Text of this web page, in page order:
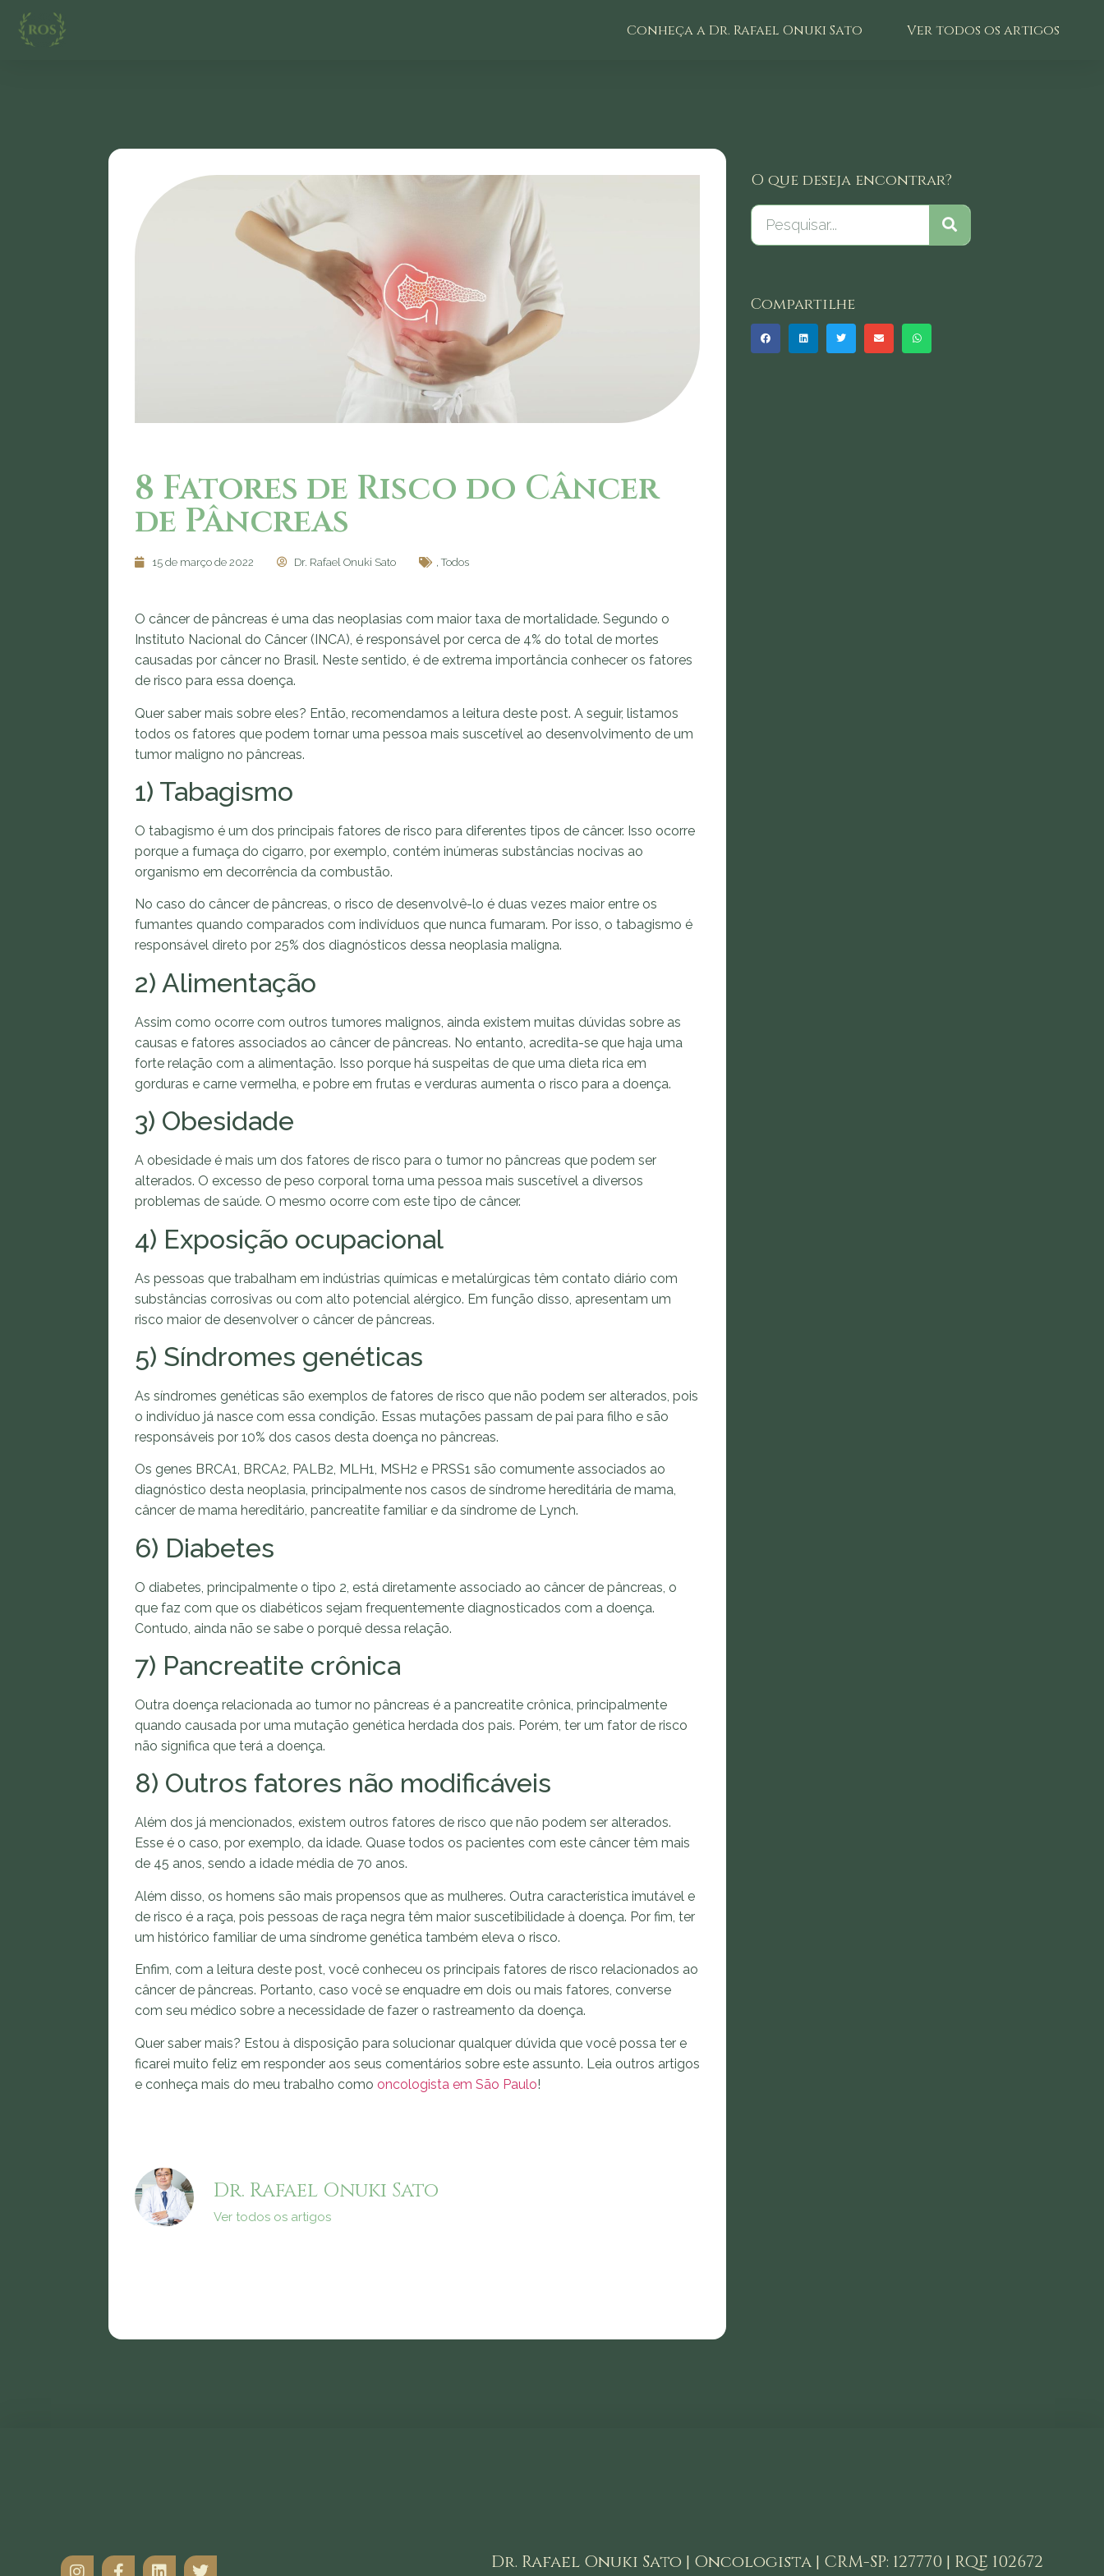
Conheça a Dr. Rafael Onuki Sato Ver todos os artigos
8 Fatores de Risco do Câncer
de Pâncreas
15 de março de 2022 Dr. Rafael Onuki Sato , Todos
O câncer de pâncreas é uma das neoplasias com maior taxa de mortalidade. Segundo o
Instituto Nacional do Câncer (INCA), é responsável por cerca de 4% do total de mortes
causadas por câncer no Brasil. Neste sentido, é de extrema importância conhecer os fatores
de risco para essa doença.
Quer saber mais sobre eles? Então, recomendamos a leitura deste post. A seguir, listamos
todos os fatores que podem tornar uma pessoa mais suscetível ao desenvolvimento de um
tumor maligno no pâncreas.
1) Tabagismo
O tabagismo é um dos principais fatores de risco para diferentes tipos de câncer. Isso ocorre
porque a fumaça do cigarro, por exemplo, contém inúmeras substâncias nocivas ao
organismo em decorrência da combustão.
No caso do câncer de pâncreas, o risco de desenvolvê-lo é duas vezes maior entre os
fumantes quando comparados com indivíduos que nunca fumaram. Por isso, o tabagismo é
responsável direto por 25% dos diagnósticos dessa neoplasia maligna.
2) Alimentação
Assim como ocorre com outros tumores malignos, ainda existem muitas dúvidas sobre as
causas e fatores associados ao câncer de pâncreas. No entanto, acredita-se que haja uma
forte relação com a alimentação. Isso porque há suspeitas de que uma dieta rica em
gorduras e carne vermelha, e pobre em frutas e verduras aumenta o risco para a doença.
3) Obesidade
A obesidade é mais um dos fatores de risco para o tumor no pâncreas que podem ser
alterados. O excesso de peso corporal torna uma pessoa mais suscetível a diversos
problemas de saúde. O mesmo ocorre com este tipo de câncer.
4) Exposição ocupacional
As pessoas que trabalham em indústrias químicas e metalúrgicas têm contato diário com
substâncias corrosivas ou com alto potencial alérgico. Em função disso, apresentam um
risco maior de desenvolver o câncer de pâncreas.
5) Síndromes genéticas
As síndromes genéticas são exemplos de fatores de risco que não podem ser alterados, pois
o indivíduo já nasce com essa condição. Essas mutações passam de pai para filho e são
responsáveis por 10% dos casos desta doença no pâncreas.
Os genes BRCA1, BRCA2, PALB2, MLH1, MSH2 e PRSS1 são comumente associados ao
diagnóstico desta neoplasia, principalmente nos casos de síndrome hereditária de mama,
câncer de mama hereditário, pancreatite familiar e da síndrome de Lynch.
6) Diabetes
O diabetes, principalmente o tipo 2, está diretamente associado ao câncer de pâncreas, o
que faz com que os diabéticos sejam frequentemente diagnosticados com a doença.
Contudo, ainda não se sabe o porquê dessa relação.
7) Pancreatite crônica
Outra doença relacionada ao tumor no pâncreas é a pancreatite crônica, principalmente
quando causada por uma mutação genética herdada dos pais. Porém, ter um fator de risco
não significa que terá a doença.
8) Outros fatores não modificáveis
Além dos já mencionados, existem outros fatores de risco que não podem ser alterados.
Esse é o caso, por exemplo, da idade. Quase todos os pacientes com este câncer têm mais
de 45 anos, sendo a idade média de 70 anos.
Além disso, os homens são mais propensos que as mulheres. Outra característica imutável e
de risco é a raça, pois pessoas de raça negra têm maior suscetibilidade à doença. Por fim, ter
um histórico familiar de uma síndrome genética também eleva o risco.
Enfim, com a leitura deste post, você conheceu os principais fatores de risco relacionados ao
câncer de pâncreas. Portanto, caso você se enquadre em dois ou mais fatores, converse
com seu médico sobre a necessidade de fazer o rastreamento da doença.
Quer saber mais? Estou à disposição para solucionar qualquer dúvida que você possa ter e
ficarei muito feliz em responder aos seus comentários sobre este assunto. Leia outros artigos
e conheça mais do meu trabalho como oncologista em São Paulo!
Dr. Rafael Onuki Sato
Ver todos os artigos
O que deseja encontrar?
Compartilhe
Dr. Rafael Onuki Sato | Oncologista | CRM-SP: 127770 | RQE 102672